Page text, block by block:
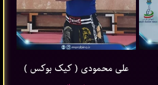
علی محمودی ( کیک بوکس )